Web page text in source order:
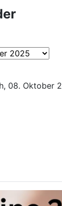
08. Oktober